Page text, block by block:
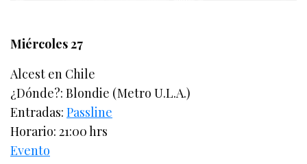
Miércoles 27
Alcest en Chile
¿Dónde?: Blondie (Metro U.L.A.)
Entradas:Passline
Horario: 21:00 hrs
Evento